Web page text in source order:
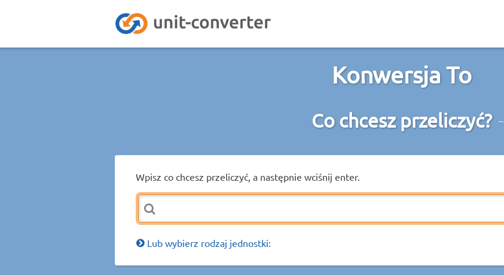
Konwersja To
Co chcesz przeliczyć?
Wpisz co chcesz przeliczyć, a następnie wciśnij enter.
Lub wybierz rodzaj jednostki: